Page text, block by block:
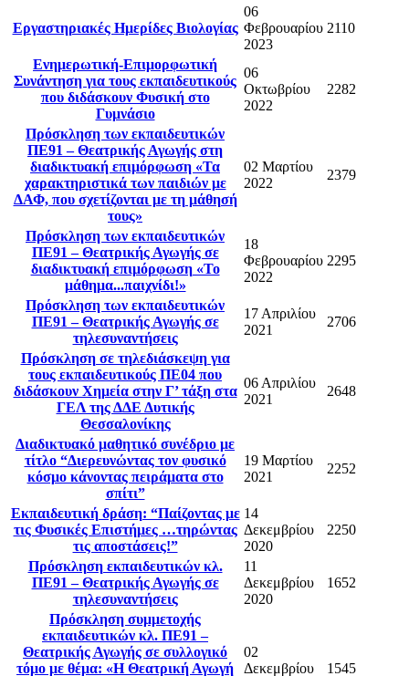
Εργαστηριακές Ημερίδες Βιολογίας
06
Φεβρουαρίου
2023
2110
Ενημερωτική-Επιμορφωτική
Συνάντηση για τους εκπαιδευτικούς
που διδάσκουν Φυσική στο
Γυμνάσιο
06
Οκτωβρίου
2022
2282
Πρόσκληση των εκπαιδευτικών
ΠΕ91 – Θεατρικής Αγωγής στη
διαδικτυακή επιμόρφωση «Τα
χαρακτηριστικά των παιδιών με
ΔΑΦ, που σχετίζονται με τη μάθησή
τους»
02 Μαρτίου
2022
2379
Πρόσκληση των εκπαιδευτικών
ΠΕ91 – Θεατρικής Αγωγής σε
διαδικτυακή επιμόρφωση «Το
μάθημα...παιχνίδι!»
18
Φεβρουαρίου
2022
2295
Πρόσκληση των εκπαιδευτικών
ΠΕ91 – Θεατρικής Αγωγής σε
τηλεσυναντήσεις
17 Απριλίου
2021
2706
Πρόσκληση σε τηλεδιάσκεψη για
τους εκπαιδευτικούς ΠΕ04 που
διδάσκουν Χημεία στην Γ’ τάξη στα
ΓΕΛ της ΔΔΕ Δυτικής
Θεσσαλονίκης
06 Απριλίου
2021
2648
Διαδικτυακό μαθητικό συνέδριο με
τίτλο “Διερευνώντας τον φυσικό
κόσμο κάνοντας πειράματα στο
σπίτι”
19 Μαρτίου
2021
2252
Εκπαιδευτική δράση: “Παίζοντας με
τις Φυσικές Επιστήμες …τηρώντας
τις αποστάσεις!”
14
Δεκεμβρίου
2020
2250
Πρόσκληση εκπαιδευτικών κλ.
ΠΕ91 – Θεατρικής Αγωγής σε
τηλεσυναντήσεις
11
Δεκεμβρίου
2020
1652
Πρόσκληση συμμετοχής
εκπαιδευτικών κλ. ΠΕ91 –
Θεατρικής Αγωγής σε συλλογικό
τόμο με θέμα: «Η Θεατρική Αγωγή
02
Δεκεμβρίου
1545